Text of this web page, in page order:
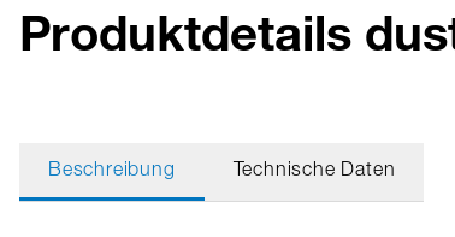
Produktdetails
Beschreibung Technische Daten